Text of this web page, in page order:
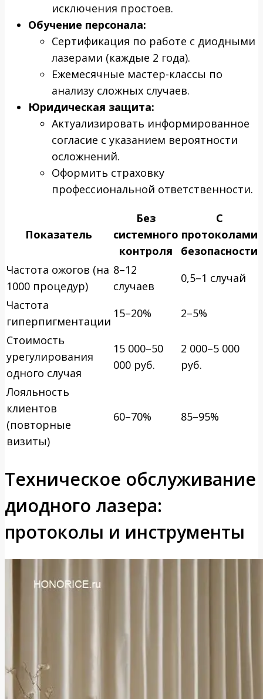
исключения простоев.
Обучение персонала:
Сертификация по работе с диодными
лазерами (каждые 2 года).
Ежемесячные мастер-классы по
анализу сложных случаев.
Юридическая защита:
Актуализировать информированное
согласие с указанием вероятности
осложнений.
Оформить страховку
профессиональной ответственности.
Показатель
Без
системного
контроля
С
протоколами
безопасности
Частота ожогов (на
1000 процедур)
8–12
случаев
0,5–1 случай
Частота
гиперпигментации
15–20%
2–5%
Стоимость
урегулирования
одного случая
15 000–50
000 руб.
2 000–5 000
руб.
Лояльность
клиентов
(повторные
визиты)
60–70% 85–95%
Техническое обслуживание
диодного лазера:
протоколы и инструменты